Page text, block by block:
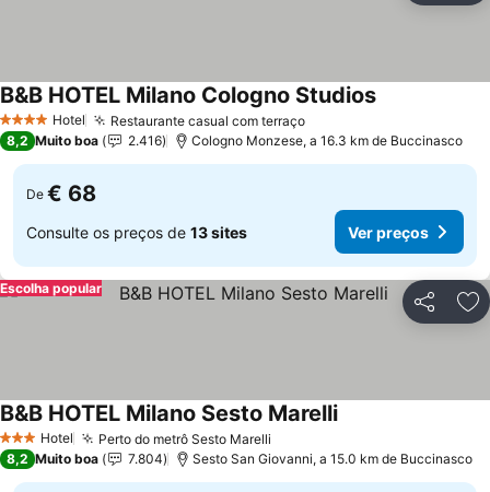
4 EstrelasHotel Restaurante casual com terraço
B&B HOTEL Milano Cologno Studios
8,2 Muito boa 2.416 Cologno Monzese, a 16.3 km de Buccinasco
De € 68
Consulte os preços de 13 sites Ver preços
Partilhar
Escolha popular
3 EstrelasHotel Perto do metrô Sesto Marelli
B&B HOTEL Milano Sesto Marelli
8,2 Muito boa 7.804 Sesto San Giovanni, a 15.0 km de Buccinasco